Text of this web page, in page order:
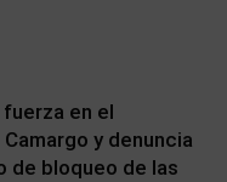
en el
y denuncia
de bloqueo de las